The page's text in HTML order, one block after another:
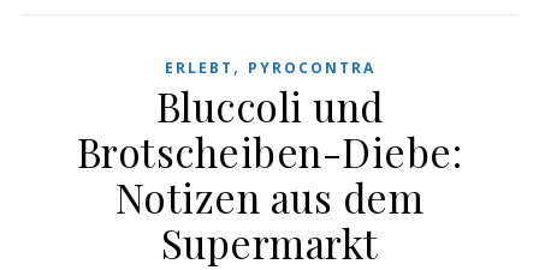
ERLEBT , PYROCONTRA
Bluccoli und
Brotscheiben-Diebe:
Notizen aus dem
Supermarkt